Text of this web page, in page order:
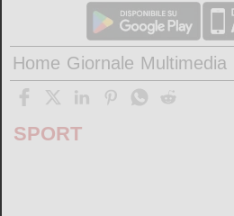
Home Giornale Multimedia
SPORT